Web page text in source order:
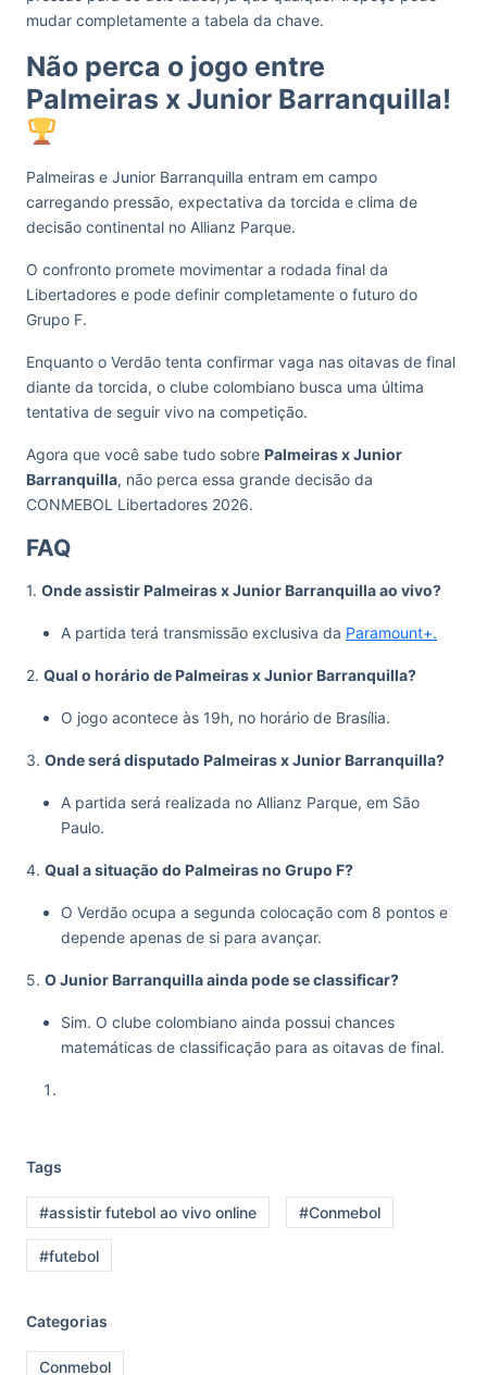
mudar completamente a tabela da chave.
Não perca o jogo entre
Palmeiras x Junior Barranquilla!
Palmeiras e Junior Barranquilla entram em campo
carregando pressão, expectativa da torcida e clima de
decisão continental no Allianz Parque.
O confronto promete movimentar a rodada final da
Libertadores e pode definir completamente o futuro do
Grupo F.
Enquanto o Verdão tenta confirmar vaga nas oitavas de final
diante da torcida, o clube colombiano busca uma última
tentativa de seguir vivo na competição.
Agora que você sabe tudo sobre Palmeiras x Junior
Barranquilla, não perca essa grande decisão da
CONMEBOL Libertadores 2026.
FAQ
1. Onde assistir Palmeiras x Junior Barranquilla ao vivo?
A partida terá transmissão exclusiva da Paramount+.
2. Qual o horário de Palmeiras x Junior Barranquilla?
O jogo acontece às 19h, no horário de Brasília.
3. Onde será disputado Palmeiras x Junior Barranquilla?
A partida será realizada no Allianz Parque, em São
Paulo.
4. Qual a situação do Palmeiras no Grupo F?
O Verdão ocupa a segunda colocação com 8 pontos e
depende apenas de si para avançar.
5. O Junior Barranquilla ainda pode se classificar?
Sim. O clube colombiano ainda possui chances
matemáticas de classificação para as oitavas de final.
Tags
#assistir futebol ao vivo online #Conmebol
#futebol
Categorias
Conmebol